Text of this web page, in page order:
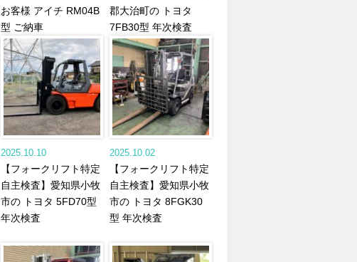
お客様 アイチ RM04B
型 ご納車
郡大治町の トヨタ
7FB30型 年次検査
2025.10.10
【フォークリフト特定
自主検査】愛知県小牧
市の トヨタ 5FD70型
年次検査
2025.10.02
【フォークリフト特定
自主検査】愛知県小牧
市の トヨタ 8FGK30
型 年次検査